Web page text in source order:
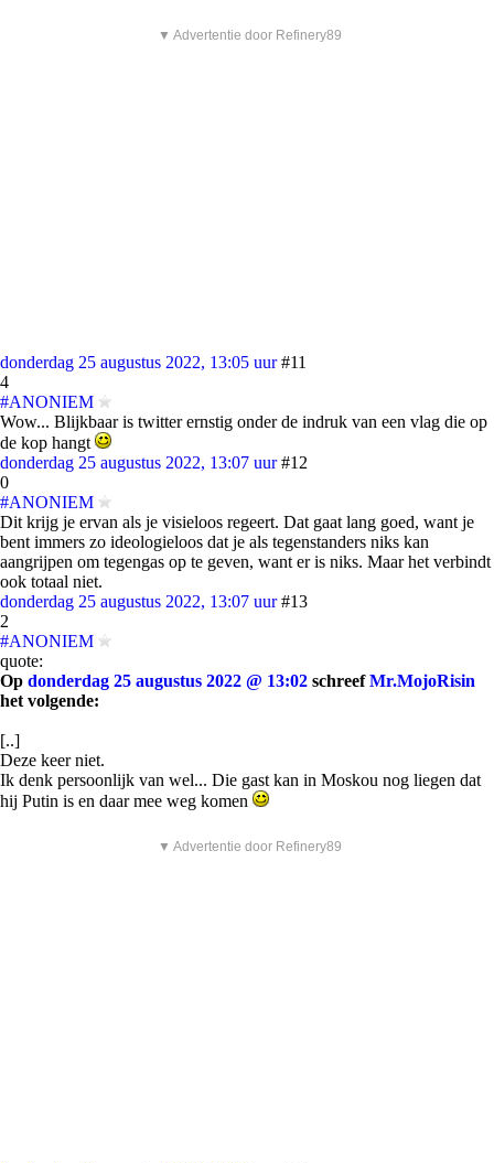
▼ Advertentie door Refinery89
donderdag 25 augustus 2022, 13:05 uur #11
4
#ANONIEM
Wow... Blijkbaar is twitter ernstig onder de indruk van een vlag die op
de kop hangt
donderdag 25 augustus 2022, 13:07 uur #12
0
#ANONIEM
Dit krijg je ervan als je visieloos regeert. Dat gaat lang goed, want je
bent immers zo ideologieloos dat je als tegenstanders niks kan
aangrijpen om tegengas op te geven, want er is niks. Maar het verbindt
ook totaal niet.
donderdag 25 augustus 2022, 13:07 uur #13
2
#ANONIEM
quote:
Op donderdag 25 augustus 2022 @ 13:02 schreefMr.MojoRisin
het volgende:
[..]
Deze keer niet.
Ik denk persoonlijk van wel... Die gast kan in Moskou nog liegen dat
hij Putin is en daar mee weg komen
▼ Advertentie door Refinery89